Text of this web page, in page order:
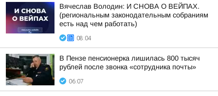
Вячеслав Володин: И СНОВА О ВЕЙПАХ.
(региональным законодательным собраниям
есть над чем работать)
08:04
В Пензе пенсионерка лишилась 800 тысяч
рублей после звонка «сотрудника почты»
06:07